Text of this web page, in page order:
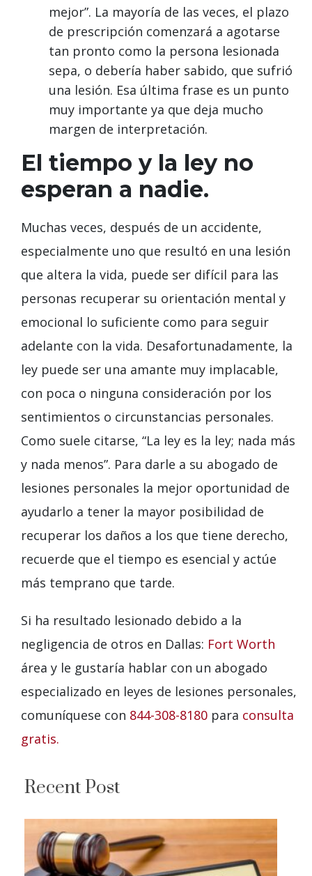
mejor”. La mayoría de las veces, el plazo
de prescripción comenzará a agotarse
tan pronto como la persona lesionada
sepa, o debería haber sabido, que sufrió
una lesión. Esa última frase es un punto
muy importante ya que deja mucho
margen de interpretación.
El tiempo y la ley no
esperan a nadie.
Muchas veces, después de un accidente,
especialmente uno que resultó en una lesión
que altera la vida, puede ser difícil para las
personas recuperar su orientación mental y
emocional lo suficiente como para seguir
adelante con la vida. Desafortunadamente, la
ley puede ser una amante muy implacable,
con poca o ninguna consideración por los
sentimientos o circunstancias personales.
Como suele citarse, “La ley es la ley; nada más
y nada menos”. Para darle a su abogado de
lesiones personales la mejor oportunidad de
ayudarlo a tener la mayor posibilidad de
recuperar los daños a los que tiene derecho,
recuerde que el tiempo es esencial y actúe
más temprano que tarde.
Si ha resultado lesionado debido a la
negligencia de otros en Dallas: Fort Worth
área y le gustaría hablar con un abogado
especializado en leyes de lesiones personales,
comuníquese con 844-308-8180 para consulta
gratis.
Recent Post